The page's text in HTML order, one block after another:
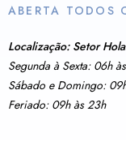
ABERTA TODOS
Localização: Setor
Segunda à Sexta: 06h
Sábado e Domingo:
Feriado: 09h às 23h